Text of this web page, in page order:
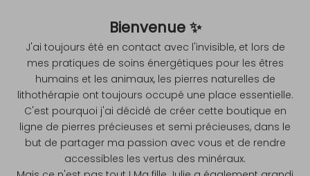
Bienvenue ✨
J'ai toujours été en contact avec l'invisible, et lors de
mes pratiques de soins énergétiques pour les êtres
humains et les animaux, les pierres naturelles de
lithothérapie ont toujours occupé une place essentielle.
C'est pourquoi j'ai décidé de créer cette boutique en
ligne de pierres précieuses et semi précieuses, dans le
but de partager ma passion avec vous et de rendre
accessibles les vertus des minéraux.